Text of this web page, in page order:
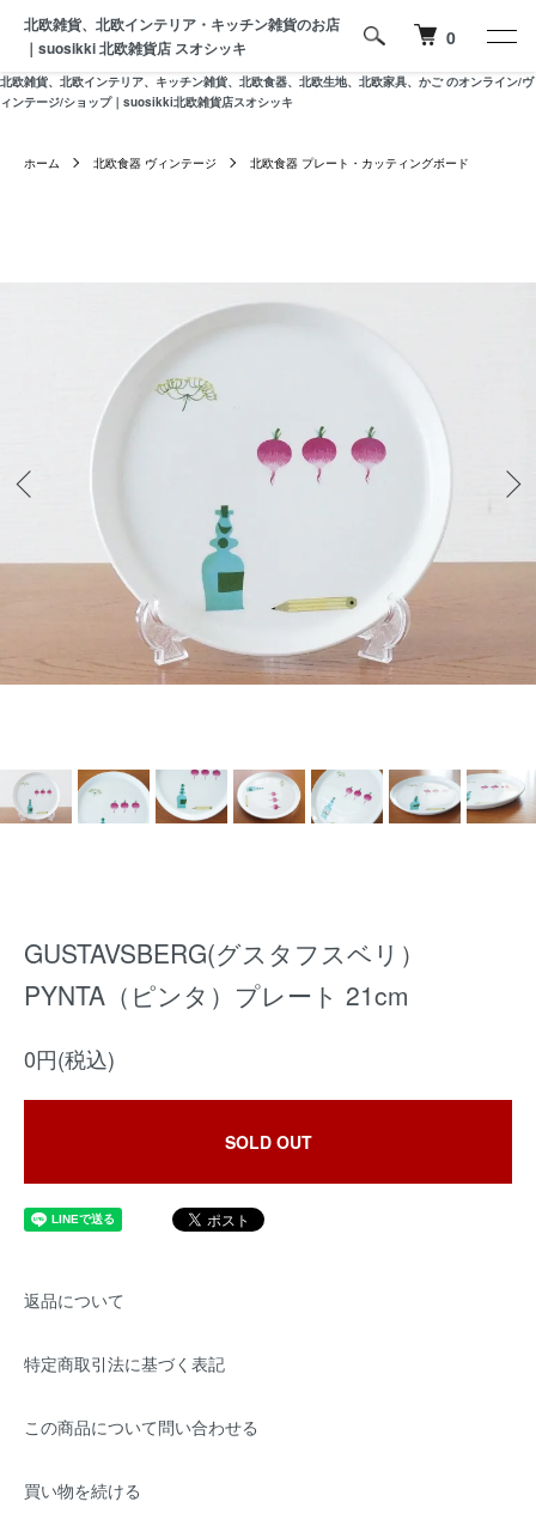
北欧雑貨、北欧インテリア、キッチン雑貨、北欧食器、北欧生地、北欧家具、かご のオンライン/ヴ
ィンテージ/ショップ｜suosikki北欧雑貨店スオシッキ
北欧雑貨、北欧インテリア・キッチン雑貨のお店
｜suosikki 北欧雑貨店 スオシッキ
0
ホーム 北欧食器 ヴィンテージ 北欧食器 プレート・カッティングボード
GUSTAVSBERG(グスタフスベリ）
PYNTA（ピンタ）プレート 21cm
0円(税込)
SOLD OUT
返品について
特定商取引法に基づく表記
この商品について問い合わせる
買い物を続ける